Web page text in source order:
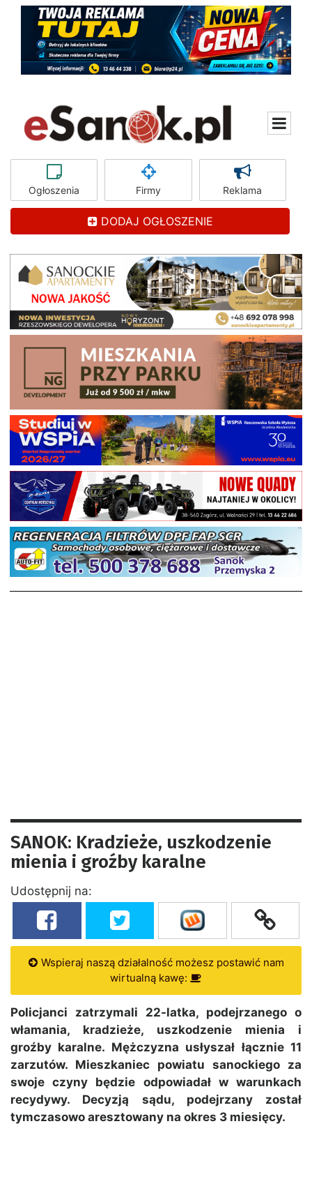
Ogłoszenia Firmy Reklama
DODAJ OGŁOSZENIE
SANOK: Kradzieże, uszkodzenie
mienia i groźby karalne
Udostępnij na:
Wspieraj naszą działalność możesz postawić nam
wirtualną kawę:
Policjanci zatrzymali 22-latka, podejrzanego o
włamania, kradzieże, uszkodzenie mienia i
groźby karalne. Mężczyzna usłyszał łącznie 11
zarzutów. Mieszkaniec powiatu sanockiego za
swoje czyny będzie odpowiadał w warunkach
recydywy. Decyzją sądu, podejrzany został
tymczasowo aresztowany na okres 3 miesięcy.